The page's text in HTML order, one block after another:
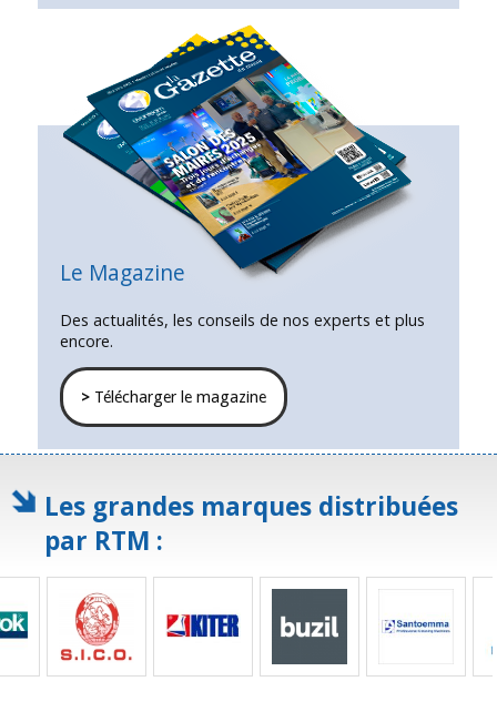
Le Magazine
Des actualités, les conseils de nos experts et plus
encore.
>Télécharger le magazine
Les grandes marques distribuées
par RTM :